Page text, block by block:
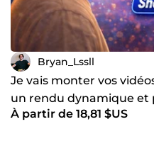
Bryan_Lssll
Je vais monter vos
un rendu dynamique et
À partir de 18,81 $US